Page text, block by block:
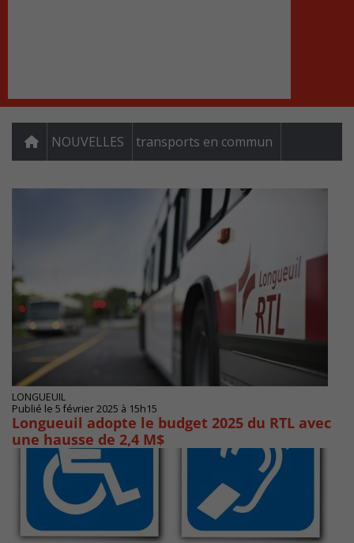
NOUVELLES transports en commun
LONGUEUIL
Publié le 5 février 2025 à 15h15
Longueuil adopte le budget 2025 du RTL avec
une hausse de 2,4 M$